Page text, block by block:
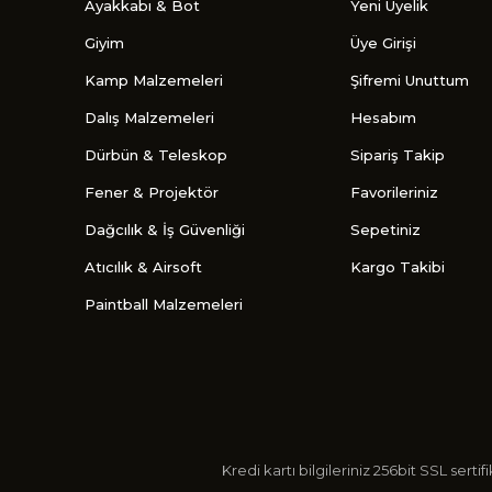
Ayakkabı & Bot
Giyim
Kamp Malzemeleri
Dalış Malzemeleri
Dürbün & Teleskop
Fener & Projektör
Dağcılık & İş Güvenliği
Atıcılık & Airsoft
Paintball Malzemeleri
Yeni Üyelik
Üye Girişi
Şifremi Unuttum
Hesabım
Sipariş Takip
Favorileriniz
Sepetiniz
Kargo Takibi
Kredi kartı bilgileriniz 256bit SSL